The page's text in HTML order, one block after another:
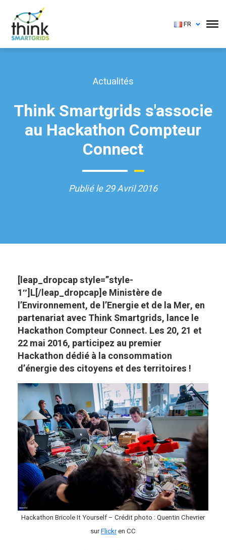
FR
Actualités
Think Smartgrids s'associe
au Hackathon Compteur
Connect
Publié le 29 Avril 2016
[leap_dropcap style=”style-
1″]L[/leap_dropcap]e Ministère de
l’Environnement, de l’Energie et de la Mer, en
partenariat avec Think Smartgrids, lance le
Hackathon Compteur Connect. Les 20, 21 et
22 mai 2016, participez au premier
Hackathon dédié à la consommation
d’énergie des citoyens et des territoires !
Hackathon Bricole It Yourself – Crédit photo : Quentin Chevrier
surFlickren CC